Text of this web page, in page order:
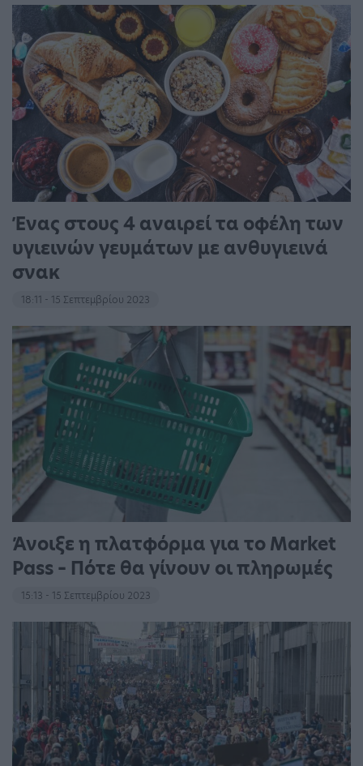
Ένας στους 4 αναιρεί τα οφέλη των
υγιεινών γευμάτων με ανθυγιεινά
σνακ
18:11 - 15 Σεπτεμβρίου 2023
Άνοιξε η πλατφόρμα για το Market
Pass – Πότε θα γίνουν οι πληρωμές
15:13 - 15 Σεπτεμβρίου 2023